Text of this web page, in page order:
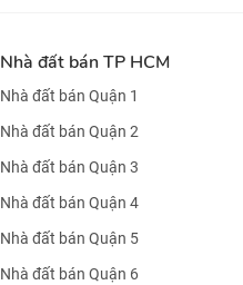
Nhà đất bán TP HCM
Nhà đất bán Quận 1
Nhà đất bán Quận 2
Nhà đất bán Quận 3
Nhà đất bán Quận 4
Nhà đất bán Quận 5
Nhà đất bán Quận 6